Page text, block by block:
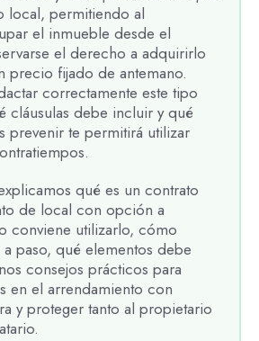
local, permitiendo al
el inmueble desde el
el derecho a adquirirlo
precio fijado de antemano.
correctamente este tipo
cláusulas debe incluir y qué
prevenir te permitirá utilizar
qué es un contrato
de local con opción a
conviene utilizarlo, cómo
paso, qué elementos debe
consejos prácticos para
en el arrendamiento con
y proteger tanto al propietario